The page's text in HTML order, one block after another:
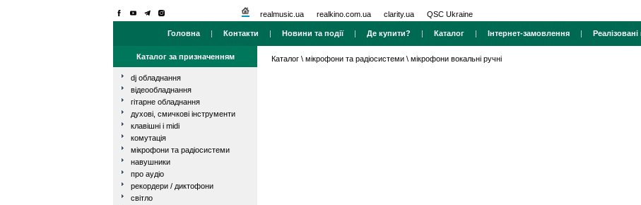
realmusic.ua realkino.com.ua clarity.ua QSC Ukraine
Головна | Контакти | Новини та події| Де купити? | Каталог | Інтернет-замовлення |
Каталог за призначенням
dj обладнання
відеообладнання
гітарне обладнання
духові, смичкові інструменти
клавішні і midi
комутація
мікрофони та радіосистеми
навушники
про аудіо
рекордери / диктофони
світло
Каталог \ мікрофони та радіосистеми \ мікрофони вокальні ручні